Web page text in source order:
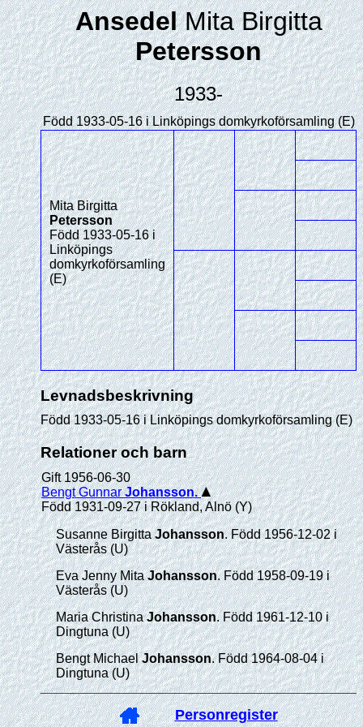
AnsedelMita Birgitta
Petersson
1933-
Född 1933-05-16 i Linköpings domkyrkoförsamling (E)
Mita Birgitta
Petersson
Född 1933-05-16 i
Linköpings
domkyrkoförsamling
(E)
Levnadsbeskrivning
Född 1933-05-16 i Linköpings domkyrkoförsamling (E)
Relationer och barn
Gift 1956-06-30
Bengt Gunnar Johansson.
Född 1931-09-27 i Rökland, Alnö (Y)
Susanne Birgitta Johansson. Född 1956-12-02 i
Västerås (U)
Eva Jenny Mita Johansson. Född 1958-09-19 i
Västerås (U)
Maria Christina Johansson. Född 1961-12-10 i
Dingtuna (U)
Bengt Michael Johansson. Född 1964-08-04 i
Dingtuna (U)
Personregister